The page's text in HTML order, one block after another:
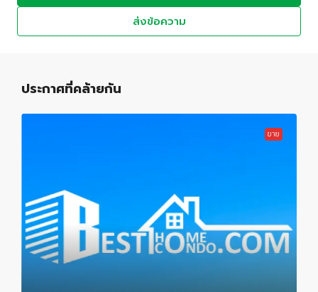
ส่งข้อความ
ประกาศที่คล้ายกัน
ขาย